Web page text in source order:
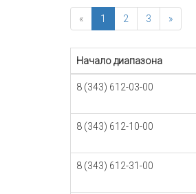
« 1 2 3 »
Начало диапазона
8 (343) 612-03-00
8 (343) 612-10-00
8 (343) 612-31-00